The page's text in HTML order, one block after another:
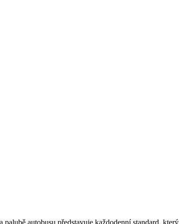
autobusu představuje každodenní standard, který